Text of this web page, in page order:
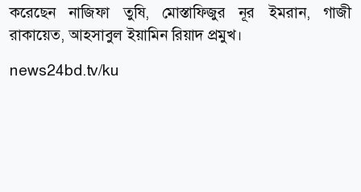
করেছেন নাজিফা তুষি, মোস্তাফিজুর নূর ইমরান, গাজী
রাকায়েত, আহসাবুল ইয়ামিন রিয়াদ প্রমুখ।
news24bd.tv/ku